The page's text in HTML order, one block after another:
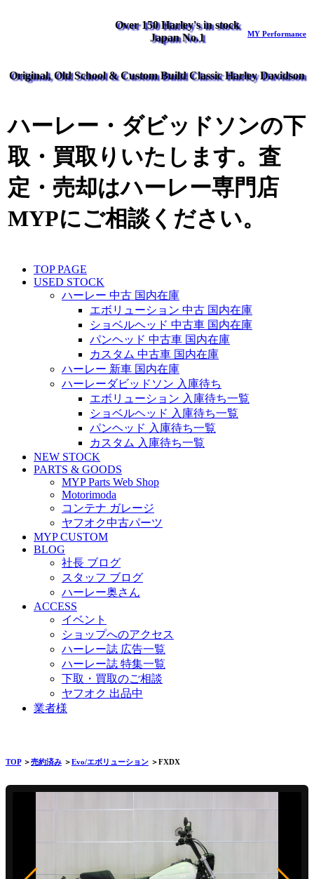
Over 150 Harley's in stock
Japan No.1
MY Performance
Original, Old School & Custom Build Classic Harley Davidson
ハーレー・ダビッドソンの下
取・買取りいたします。査
定・売却はハーレー専門店
MYPにご相談ください。
TOP PAGE
USED STOCK
ハーレー 中古 国内在庫
エボリューション 中古 国内在庫
ショベルヘッド 中古車 国内在庫
パンヘッド 中古車 国内在庫
カスタム 中古車 国内在庫
ハーレー 新車 国内在庫
ハーレーダビッドソン 入庫待ち
エボリューション 入庫待ち一覧
ショベルヘッド 入庫待ち一覧
パンヘッド 入庫待ち一覧
カスタム 入庫待ち一覧
NEW STOCK
PARTS & GOODS
MYP Parts Web Shop
Motorimoda
コンテナ ガレージ
ヤフオク中古パーツ
MYP CUSTOM
BLOG
社長 ブログ
スタッフ ブログ
ハーレー奥さん
ACCESS
イベント
ショップへのアクセス
ハーレー誌 広告一覧
ハーレー誌 特集一覧
下取・買取のご相談
ヤフオク 出品中
業者様
TOP＞売約済み ＞Evo/エボリューション ＞FXDX